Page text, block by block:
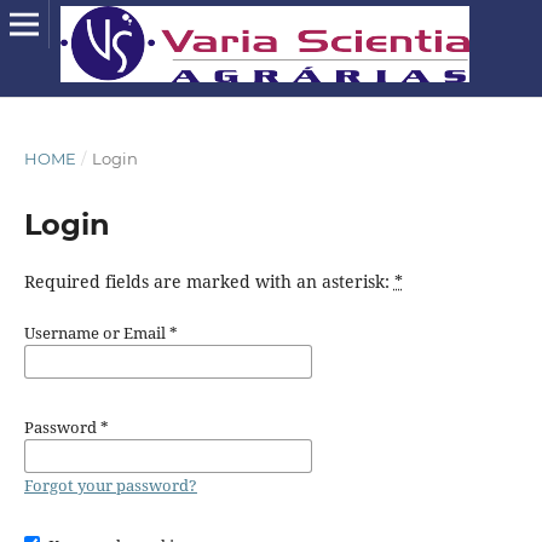
HOME / Login
Login
Required fields are marked with an asterisk: *
Username or Email*
Password*
Forgot your password?